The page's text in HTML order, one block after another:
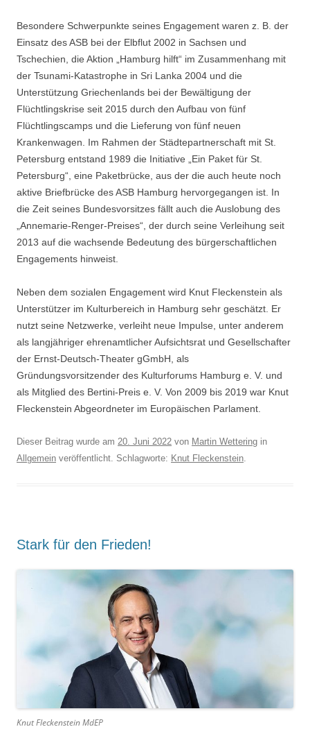
Besondere Schwerpunkte seines Engagement waren z. B. der
Einsatz des ASB bei der Elbflut 2002 in Sachsen und
Tschechien, die Aktion „Hamburg hilft“ im Zusammenhang mit
der Tsunami-Katastrophe in Sri Lanka 2004 und die
Unterstützung Griechenlands bei der Bewältigung der
Flüchtlingskrise seit 2015 durch den Aufbau von fünf
Flüchtlingscamps und die Lieferung von fünf neuen
Krankenwagen. Im Rahmen der Städtepartnerschaft mit St.
Petersburg entstand 1989 die Initiative „Ein Paket für St.
Petersburg“, eine Paketbrücke, aus der die auch heute noch
aktive Briefbrücke des ASB Hamburg hervorgegangen ist. In
die Zeit seines Bundesvorsitzes fällt auch die Auslobung des
„Annemarie-Renger-Preises“, der durch seine Verleihung seit
2013 auf die wachsende Bedeutung des bürgerschaftlichen
Engagements hinweist.
Neben dem sozialen Engagement wird Knut Fleckenstein als
Unterstützer im Kulturbereich in Hamburg sehr geschätzt. Er
nutzt seine Netzwerke, verleiht neue Impulse, unter anderem
als langjähriger ehrenamtlicher Aufsichtsrat und Gesellschafter
der Ernst-Deutsch-Theater gGmbH, als
Gründungsvorsitzender des Kulturforums Hamburg e. V. und
als Mitglied des Bertini-Preis e. V. Von 2009 bis 2019 war Knut
Fleckenstein Abgeordneter im Europäischen Parlament.
Dieser Beitrag wurde am 20. Juni 2022 von Martin Wettering in
Allgemein veröffentlicht. Schlagworte: Knut Fleckenstein.
Stark für den Frieden!
Knut Fleckenstein MdEP